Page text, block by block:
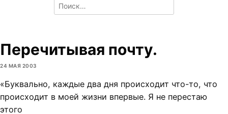
Search
for:
Перечитывая почту.
24 МАЯ 2003
«Буквально, каждые два дня происходит что-то, что
происходит в моей жизни впервые. Я не перестаю
этого